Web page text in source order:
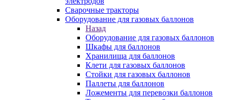
Сварочные тракторы
Оборудование для газовых баллонов
Назад
Оборудование для газовых баллонов
Шкафы для баллонов
Хранилища для баллонов
Клети для газовых баллонов
Стойки для газовых баллонов
Паллеты для баллонов
Ложементы для перевозки баллонов